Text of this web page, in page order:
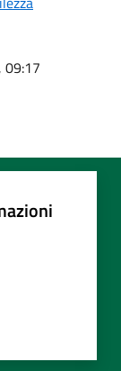
09:17